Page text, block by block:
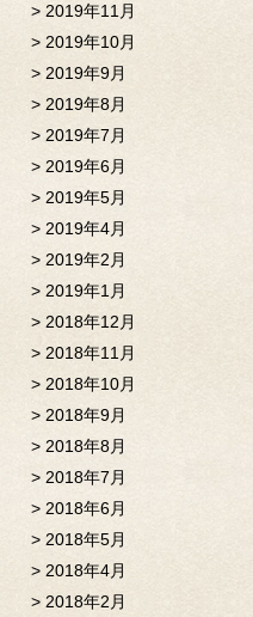
2019年11月
2019年10月
2019年9月
2019年8月
2019年7月
2019年6月
2019年5月
2019年4月
2019年2月
2019年1月
2018年12月
2018年11月
2018年10月
2018年9月
2018年8月
2018年7月
2018年6月
2018年5月
2018年4月
2018年2月